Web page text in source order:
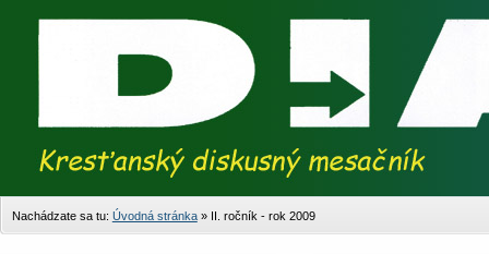
Nachádzate sa tu: Úvodná stránka » II. ročník - rok 2009